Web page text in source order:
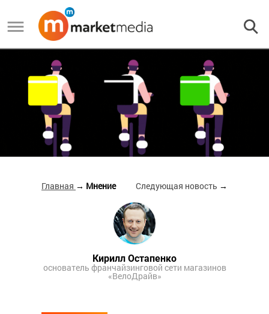
Главная → Мнение Следующая новость →
Кирилл Остапенко
основатель франчайзинговой сети магазинов
«ВелоДрайв»